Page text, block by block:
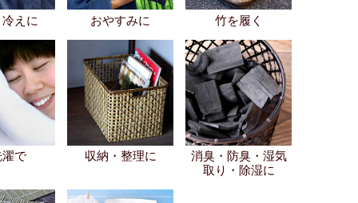
えに おやすみに 竹を履く
で 収納・整理に
消臭・防臭・湿気
取り・除湿に